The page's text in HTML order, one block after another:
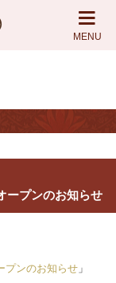
MENU
ープンのお知らせ
プンのお知らせ 」